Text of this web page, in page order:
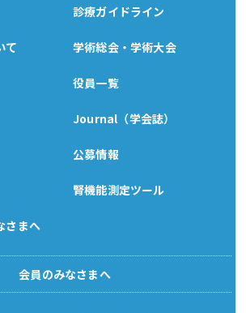
診療ガイドライン
て 学術総会・学術大会
役員一覧
Journal（学会誌）
公募情報
腎機能測定ツール
さまへ
会員のみなさまへ